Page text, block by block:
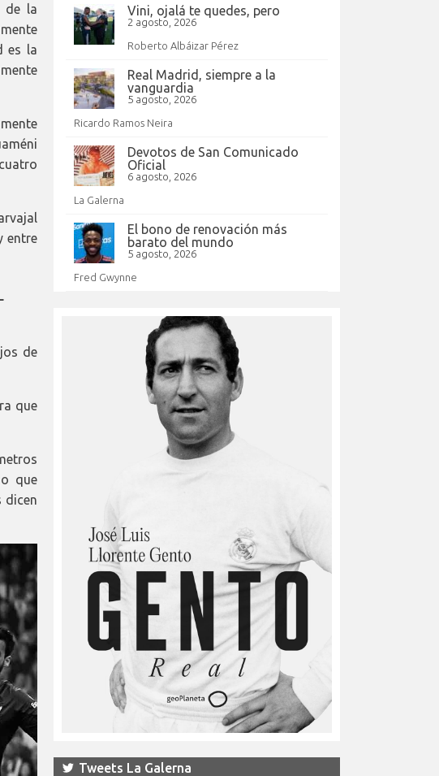
de la
es la
entre
de
que
que
dicen
Vini, ojalá te quedes, pero
2 agosto, 2026
Roberto Albáizar Pérez
Real Madrid, siempre a la
vanguardia
5 agosto, 2026
Ricardo Ramos Neira
Devotos de San Comunicado
Oficial
6 agosto, 2026
La Galerna
El bono de renovación más
barato del mundo
5 agosto, 2026
Fred Gwynne
Tweets La Galerna